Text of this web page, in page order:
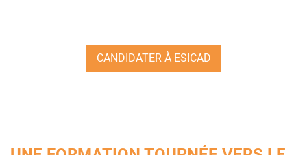
CANDIDATER À ESICAD